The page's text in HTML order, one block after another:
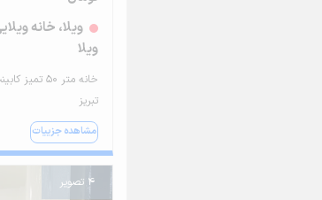
ویلا، خانه
ویلا
خانه متر 50 تمیز کابینت
تبریز
مشاهده جزییات
4 تصویر